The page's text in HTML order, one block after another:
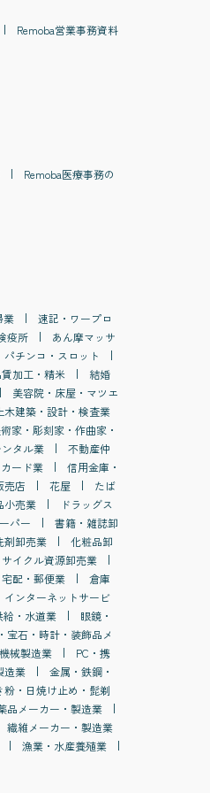
Remoba営業事務資料
Remoba医療事務の
業
速記・ワープロ
疫所
あん摩マッサ
パチンコ・スロット
加工・精米
結婚
美容院・床屋・マツエ
木建築・設計・検査業
家・彫刻家・作曲家・
タル業
不動産仲
ード業
信用金庫・
売店 花屋
たば
小売業
ドラッグス
パー
書籍・雑誌卸
剤卸売業
化粧品卸
イクル資源卸売業
配・郵便業
倉庫
インターネットサービ
給・水道業
眼鏡・
宝石・時計・装飾品メ
械製造業
PC・携
造業
金属・鉄鋼・
粉・日焼け止め・髭剃
品メーカー・製造業
繊維メーカー・製造業
漁業・水産養殖業